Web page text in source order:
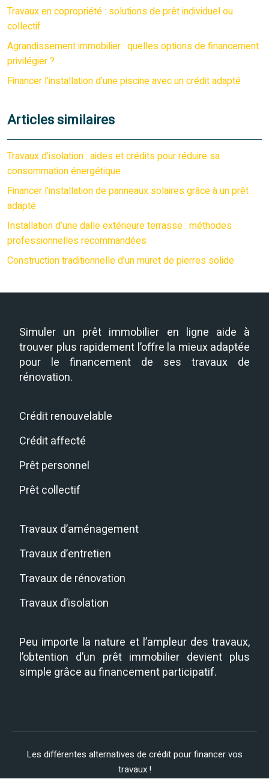
Travaux en copropriété : solutions de prêt individuel ou
collectif
Agrandissement immobilier : quelles options de financement
privilégier ?
Financer l’installation d’une piscine avec un crédit adapté
Articles similaires
Travaux d’isolation : aides et crédits pour réduire sa
consommation énergétique
Financer l’installation de panneaux solaires grâce à un prêt
adapté
Installation d’une dalle extérieure terrasse : méthodes
professionnelles recommandées
Construction traditionnelle d’un muret de pierres solide
Simuler un prêt immobilier en ligne aide à
trouver plus rapidement l’offre la mieux adaptée
pour le financement de ses travaux de
rénovation.
Crédit renouvelable
Crédit affecté
Prêt personnel
Prêt collectif
Travaux d’aménagement
Travaux d’entretien
Travaux de rénovation
Travaux d’isolation
Peu importe la nature et l’ampleur des travaux,
l’obtention d’un prêt immobilier devient plus
simple grâce au financement participatif.
Les différentes alternatives de crédit pour financer vos
travaux !